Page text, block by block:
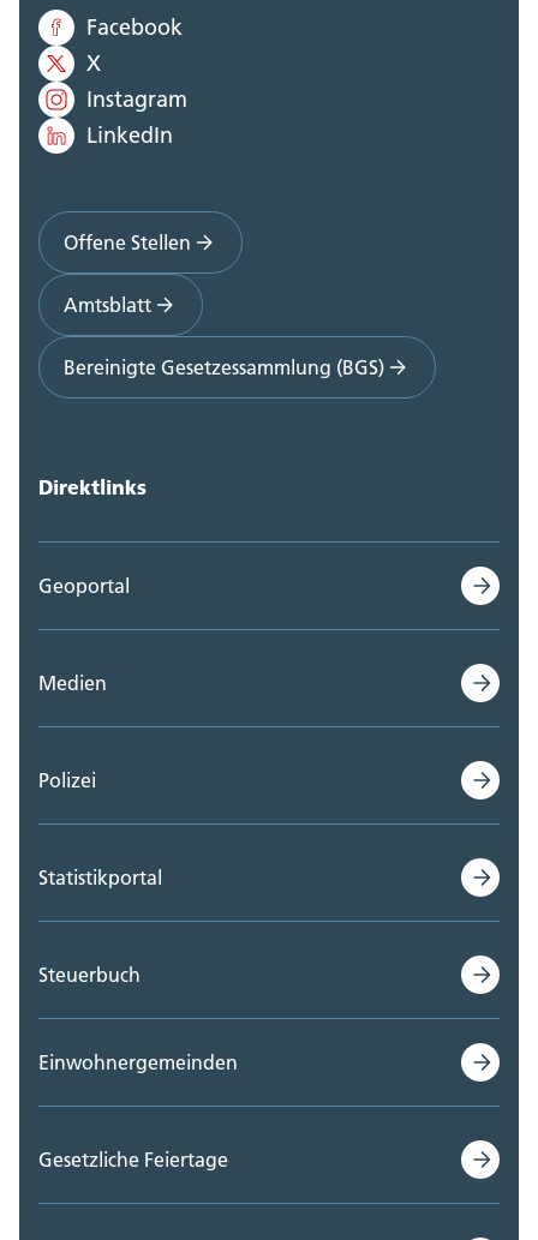
Facebook
X
Instagram
LinkedIn
Offene Stellen
Amtsblatt
Bereinigte Gesetzessammlung (BGS)
Direktlinks
Geoportal
Medien
Polizei
Statistikportal
Steuerbuch
Einwohnergemeinden
Gesetzliche Feiertage